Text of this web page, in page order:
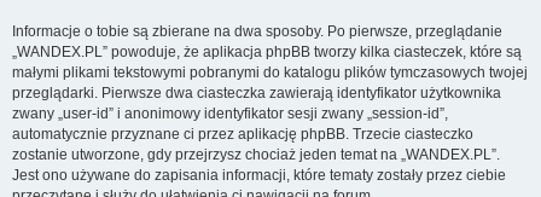
Informacje o tobie są zbierane na dwa sposoby. Po pierwsze, przeglądanie
„WANDEX.PL” powoduje, że aplikacja phpBB tworzy kilka ciasteczek, które są
małymi plikami tekstowymi pobranymi do katalogu plików tymczasowych twojej
przeglądarki. Pierwsze dwa ciasteczka zawierają identyfikator użytkownika
zwany „user-id” i anonimowy identyfikator sesji zwany „session-id”,
automatycznie przyznane ci przez aplikację phpBB. Trzecie ciasteczko
zostanie utworzone, gdy przejrzysz chociaż jeden temat na „WANDEX.PL”.
Jest ono używane do zapisania informacji, które tematy zostały przez ciebie